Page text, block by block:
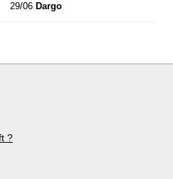
29/06 Dargo
?